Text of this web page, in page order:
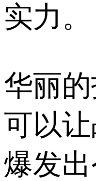
实力。
华丽
可以
爆发